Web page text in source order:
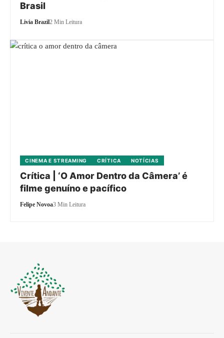
Brasil
Livia Brazil2 Min Leitura
CINEMA E STREAMING CRÍTICA NOTÍCIAS
Crítica | ‘O Amor Dentro da Câmera’ é
filme genuíno e pacífico
Felipe Novoa3 Min Leitura